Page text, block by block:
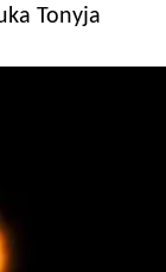
Tonyja